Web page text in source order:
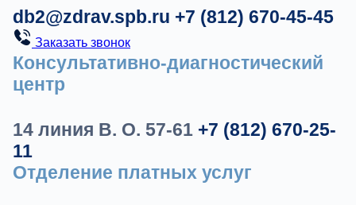
db2@zdrav.spb.ru +7 (812) 670-45-45
Заказать звонок
Консультативно-диагностический
центр
14 линия В. О. 57-61 +7 (812) 670-25-
11
Отделение платных услуг